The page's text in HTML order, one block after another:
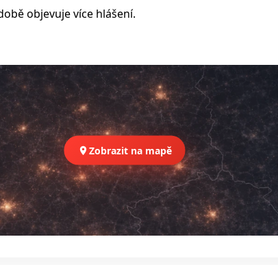
objevuje více hlášení.
Zobrazit na mapě